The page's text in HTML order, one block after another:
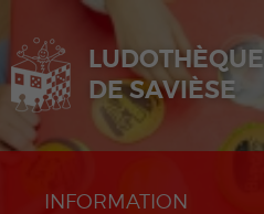
LUDOTHÈQUE
DE SAVIÈSE
INFORMATION